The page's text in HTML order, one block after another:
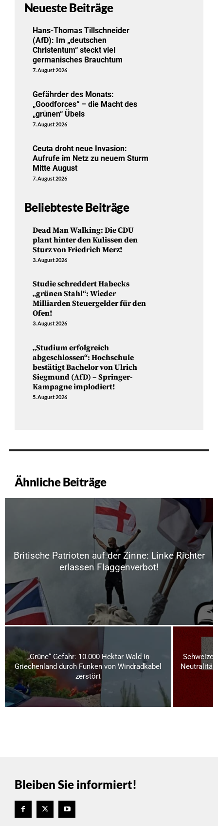
Neueste Beiträge
Hans-Thomas Tillschneider
(AfD): Im „deutschen
Christentum“ steckt viel
germanisches Brauchtum
7. August 2026
Gefährder des Monats:
„Goodforces“ – die Macht des
„grünen“ Übels
7. August 2026
Ceuta droht neue Invasion:
Aufrufe im Netz zu neuem Sturm
Mitte August
7. August 2026
Beliebteste Beiträge
Dead Man Walking: Die CDU
plant hinter den Kulissen den
Sturz von Friedrich Merz!
3. August 2026
Studie schreddert Habecks
„grünen Stahl“: Wieder
Milliarden Steuergelder für den
Ofen!
3. August 2026
„Studium erfolgreich
abgeschlossen“: Hochschule
bestätigt Bachelor von Ulrich
Siegmund (AfD) – Springer-
Kampagne implodiert!
5. August 2026
Ähnliche Beiträge
Britische Patrioten auf der Zinne: Linke Richter
erlassen Flaggenverbot!
„Grüne“ Gefahr: 10.000 Hektar Wald in
Griechenland durch Funken von Windradkabel
zerstört
Neutralität
Bleiben Sie informiert!